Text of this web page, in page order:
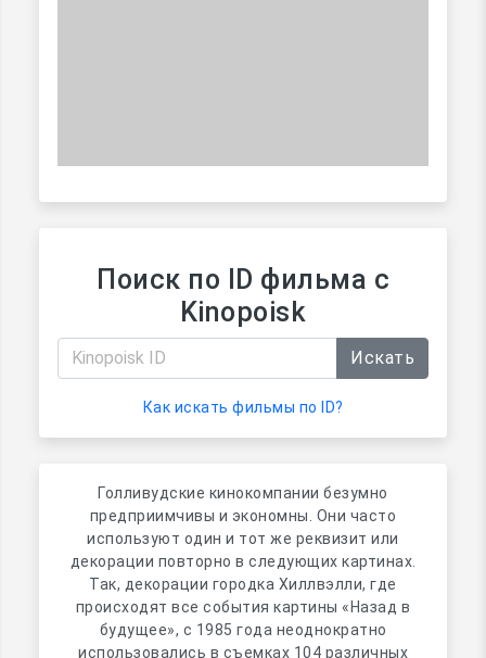
Поиск по ID фильма с
Kinopoisk
Искать
Как искать фильмы по ID?
Голливудские кинокомпании безумно
предприимчивы и экономны. Они часто
используют один и тот же реквизит или
декорации повторно в следующих картинах.
Так, декорации городка Хиллвэлли, где
происходят все события картины «Назад в
будущее», с 1985 года неоднократно
использовались в съемках 104 различных